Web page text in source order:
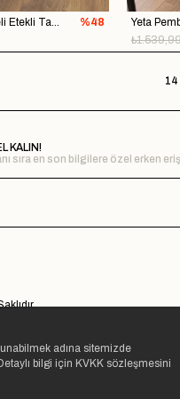
Juyka Mavi Yuvarlak Gold Düğmeli Etekli Takım
%48
14
KALIN!
sıra en son bilgilere özel erken
adına sitemizde
bilgi için KVKK sözleşmesini